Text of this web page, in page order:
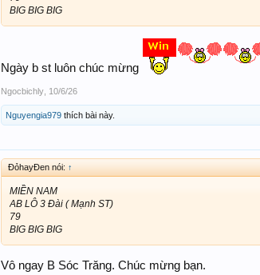
BIG BIG BIG
Ngày b st luôn chúc mừng
Ngocbichly 10/6/26
Nguyengia979 thích bài này.
ĐỏhayĐen nói: ↑
MIỀN NAM
AB LÔ 3 Đài ( Mạnh ST)
79
BIG BIG BIG
Vô ngay B Sóc Trăng. Chúc mừng bạn.